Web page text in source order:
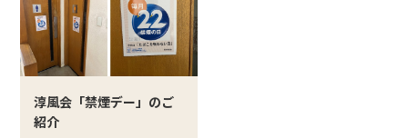
淳風会「禁煙デー」のご
紹介